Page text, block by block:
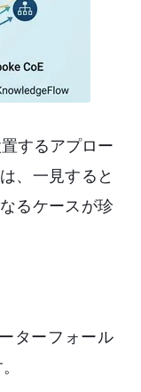
するアプロー
、一見すると
るケースが珍
ターフォール